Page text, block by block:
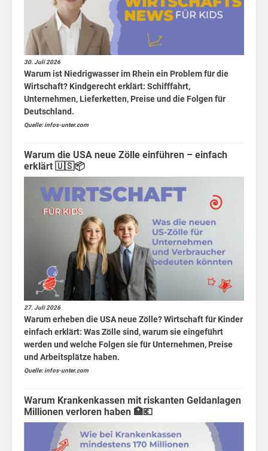
30. Juli 2026
Warum ist Niedrigwasser im Rhein ein Problem für die
Wirtschaft? Kindgerecht erklärt: Schifffahrt,
Unternehmen, Lieferketten, Preise und die Folgen für
Deutschland.
Quelle: infos-unter.com
Warum die USA neue Zölle einführen – einfach
erklärt 🇺🇸📦
27. Juli 2026
Warum erheben die USA neue Zölle? Wirtschaft für Kinder
einfach erklärt: Was Zölle sind, warum sie eingeführt
werden und welche Folgen sie für Unternehmen, Preise
und Arbeitsplätze haben.
Quelle: infos-unter.com
Warum Krankenkassen mit riskanten Geldanlagen
Millionen verloren haben 🏥💶